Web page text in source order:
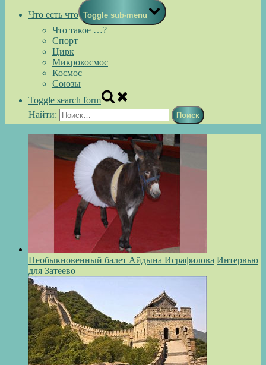
Что есть что Toggle sub-menu
Что такое …?
Спорт
Цирк
Микрокосмос
Космос
Союзы
Toggle search form
Найти:
Необыкновенный балет Айдына Исрафилова Интервью
для Затеево